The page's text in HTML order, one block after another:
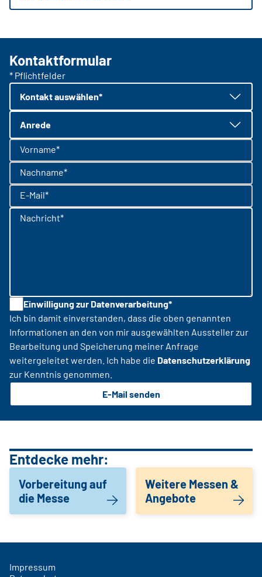
Kontaktformular
* Pflichtfelder
Kontakt auswählen*
Anrede
Vorname*
Nachname*
E-Mail*
Nachricht*
Einwilligung zur Datenverarbeitung*
Ich bin damit einverstanden, dass die oben genannten
Informationen an den von mir ausgewählten Aussteller zur
Bearbeitung und Speicherung meiner Anfrage
weitergeleitet werden. Ich habe die Datenschutzerklärung
zur Kenntnis genommen.
E-Mail senden
Entdecke mehr:
Vorbereitung auf
die Messe
Weitere Messen &
Angebote
Impressum